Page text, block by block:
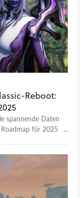
Reboot:
spannende Daten
für 2025